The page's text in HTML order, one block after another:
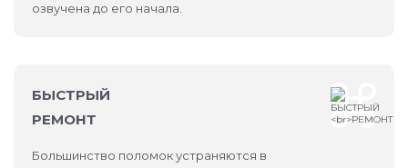
озвучена до его начала.
БЫСТРЫЙ
РЕМОНТ
Большинство поломок устраняются в